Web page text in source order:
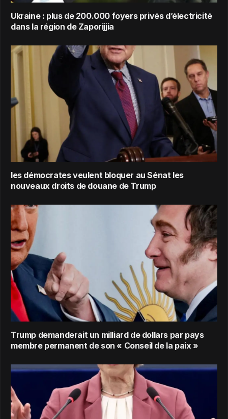
Ukraine : plus de 200.000 foyers privés d’électricité
dans la région de Zaporijjia
les démocrates veulent bloquer au Sénat les
nouveaux droits de douane de Trump
Trump demanderait un milliard de dollars par pays
membre permanent de son « Conseil de la paix »